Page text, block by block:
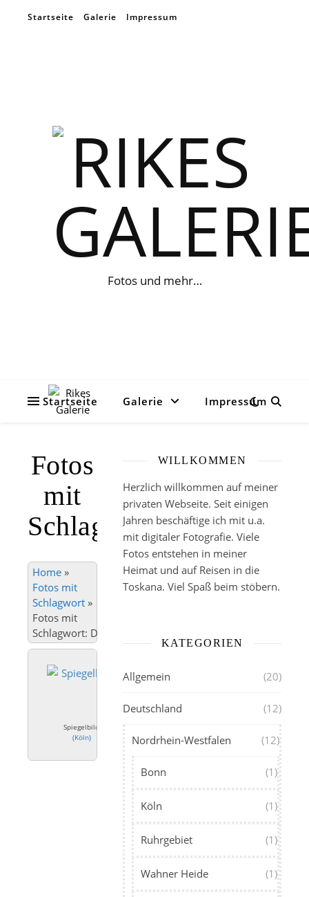
Startseite Galerie Impressum
Fotos und mehr…
Startseite Galerie Impressum
Fotos
mit
Schlagwort
Home »
Fotos mit
Schlagwort »
Fotos mit
Schlagwort: Deutz
Spiegelbild
(Köln)
WILLKOMMEN
Herzlich willkommen auf meiner
privaten Webseite. Seit einigen
Jahren beschäftige ich mit u.a.
mit digitaler Fotografie. Viele
Fotos entstehen in meiner
Heimat und auf Reisen in die
Toskana. Viel Spaß beim stöbern.
KATEGORIEN
Allgemein (20)
Deutschland (12)
Nordrhein-Westfalen (12)
Bonn (1)
Köln (1)
Ruhrgebiet (1)
Wahner Heide (1)